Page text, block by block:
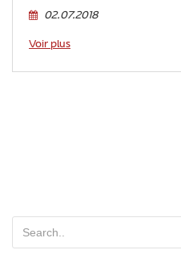
02.07.2018
Voir plus